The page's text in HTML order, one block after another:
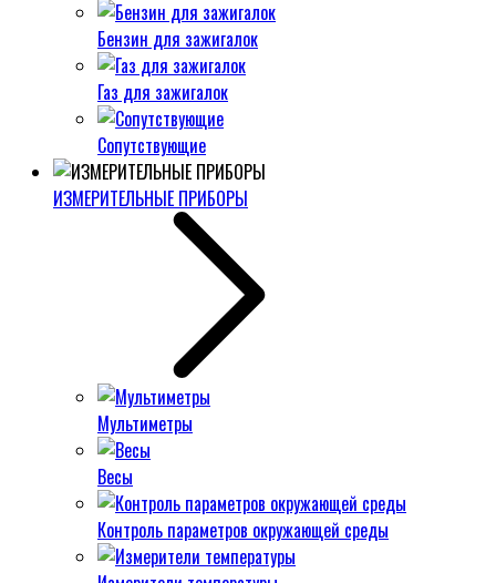
Бензин для зажигалок
Газ для зажигалок
Сопутствующие
ИЗМЕРИТЕЛЬНЫЕ ПРИБОРЫ
Мультиметры
Весы
Контроль параметров окружающей среды